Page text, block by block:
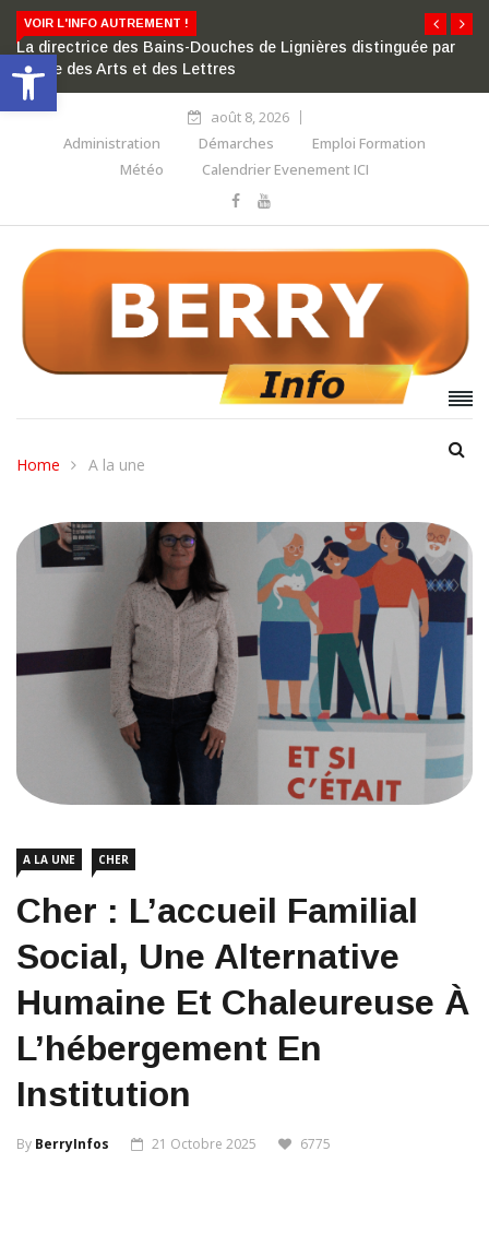
Ouvrir la barre d’outils
VOIR L'INFO AUTREMENT !
La directrice des Bains-Douches de Lignières distinguée par
l’ordre des Arts et des Lettres
août 8, 2026
Administration
Démarches
Emploi Formation
Météo
Calendrier Evenement ICI
Home A la une
A LA UNE CHER
Cher : L’accueil Familial
Social, Une Alternative
Humaine Et Chaleureuse À
L’hébergement En
Institution
By BerryInfos 21 Octobre 2025 6775